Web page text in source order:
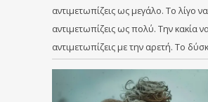
αντιμετωπίζεις ως μεγάλο. Το λίγο
αντιμετωπίζεις ως πολύ. Την κακία
αντιμετωπίζεις με την αρετή. Το